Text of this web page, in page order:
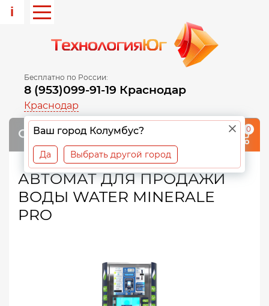
i
Бесплатно по России:
8 (953)099-91-19 Краснодар
Краснодар
Ваш город Колумбус?
Да Выбрать другой город
0
АВТОМАТ ДЛЯ ПРОДАЖИ
ВОДЫ WATER MINERALE
PRO